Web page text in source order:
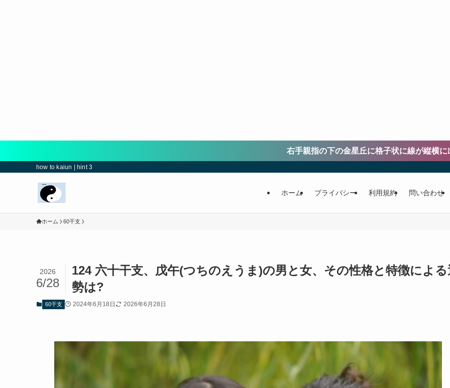
右手親指の下の金星丘に格子状に線が縦横に出ている人は愛
how to kaiun | hint 3
ホーム プライバシー 利用規約 問い合わせ
ホーム 60干支
124 六十干支、戊午(つちのえうま)の男と女、その性格と特徴による
勢は?
2026
6/28
60干支 2024年6月18日 2026年6月28日